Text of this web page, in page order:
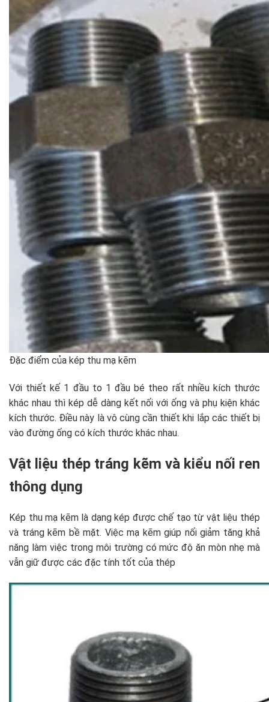
Đặc điểm của kép thu mạ kẽm
Với thiết kế 1 đầu to 1 đầu bé theo rất nhiều kích thước
khác nhau thì kép dễ dàng kết nối với ống và phụ kiện khác
kích thước. Điều này là vô cùng cần thiết khi lắp các thiết bị
vào đường ống có kích thước khác nhau.
Vật liệu thép tráng kẽm và kiểu nối ren
thông dụng
Kép thu mạ kẽm là dạng kép được chế tạo từ vật liệu thép
và tráng kẽm bề mặt. Việc mạ kẽm giúp nối giảm tăng khả
năng làm việc trong môi trường có mức độ ăn mòn nhẹ mà
vẫn giữ được các đặc tính tốt của thép